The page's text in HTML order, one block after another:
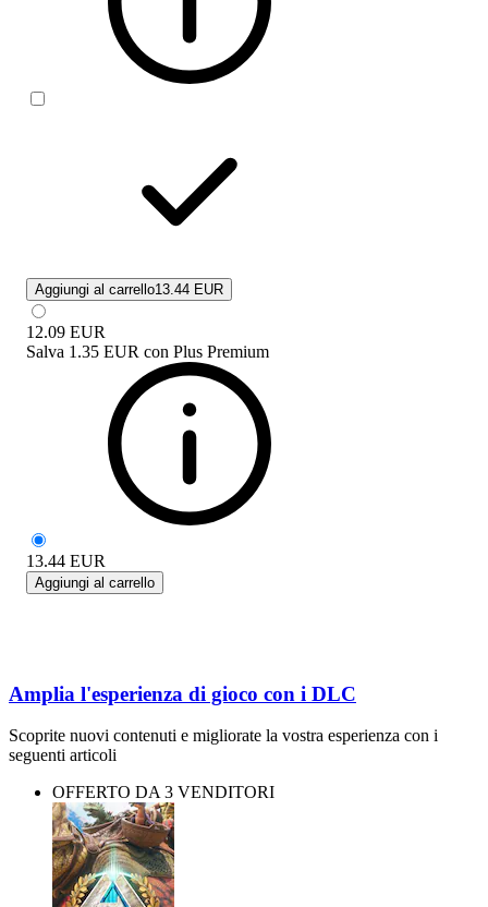
Aggiungi al carrello13.44 EUR
12.09 EUR
Salva 1.35 EUR con Plus Premium
13.44 EUR
Aggiungi al carrello
Amplia l'esperienza di gioco con i DLC
Scoprite nuovi contenuti e migliorate la vostra esperienza con i
seguenti articoli
OFFERTO DA 3 VENDITORI